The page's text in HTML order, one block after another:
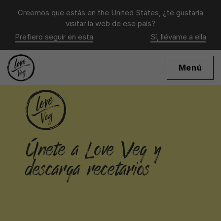
Creemos que estás en the United States, ¿te gustaría
visitar la web de ese país?
Prefiero seguir en esta
Sí, llévame a ella
Menú
Únete a Love Veg y
descarga recetarios